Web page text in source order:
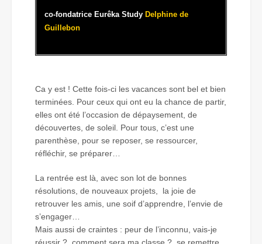
co-fondatrice Eurêka Study Delphine de
Guillebon
Ca y est ! Cette fois-ci les vacances sont bel et bien
terminées. Pour ceux qui ont eu la chance de partir,
elles ont été l’occasion de dépaysement, de
découvertes, de soleil. Pour tous, c’est une
parenthèse, pour se reposer, se ressourcer,
réfléchir, se préparer…
La rentrée est là, avec son lot de bonnes
résolutions, de nouveaux projets, la joie de
retrouver les amis, une soif d’apprendre, l’envie de
s’engager…
Mais aussi de craintes : peur de l’inconnu, vais-je
réussir ?, comment sera ma classe ?, se remettre